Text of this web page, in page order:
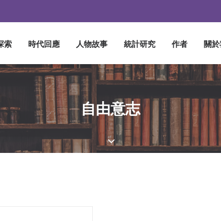
索 時代回應 人物故事 統計研究 作者 關
自由意志